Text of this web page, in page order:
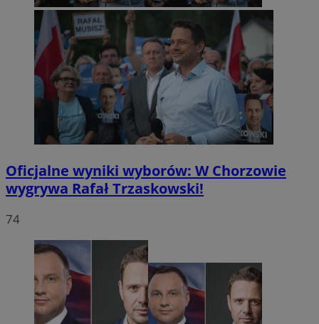
Oficjalne wyniki wyborów: W Chorzowie
wygrywa Rafał Trzaskowski!
74